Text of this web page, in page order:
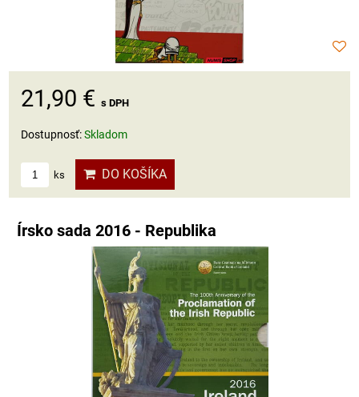
21,90 € s DPH
Dostupnosť:Skladom
ks DO KOŠÍKA
Írsko sada 2016 - Republika